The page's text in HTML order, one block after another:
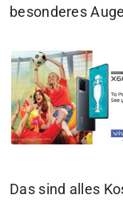
besonderes
Das sind alles